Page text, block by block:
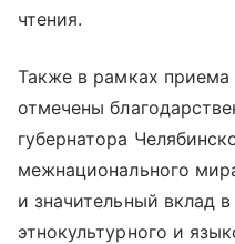
чтения.
Также в рамках
отмечены
губернатора
межнационального
и значительный вклад
этнокультурного и